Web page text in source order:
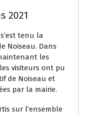
2021
tenu la
Noiseau. Dans
les
visiteurs ont pu
de Noiseau et
par la mairie.
sur l’ensemble